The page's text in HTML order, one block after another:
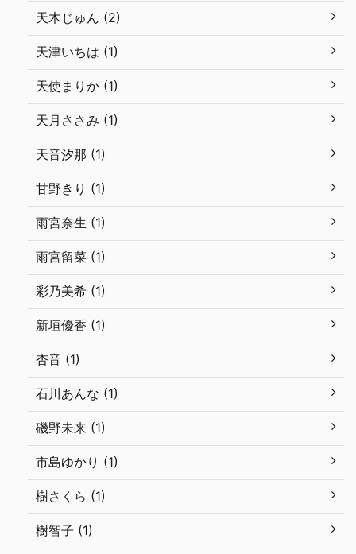
天木じゅん (2)
天津いちは (1)
天使まりか (1)
天月ささみ (1)
天音汐那 (1)
甘野きり (1)
雨宮奈生 (1)
雨宮留菜 (1)
彩乃美希 (1)
新垣優香 (1)
杏音 (1)
石川あんな (1)
磯野未来 (1)
市島ゆかり (1)
樹さくら (1)
樹智子 (1)